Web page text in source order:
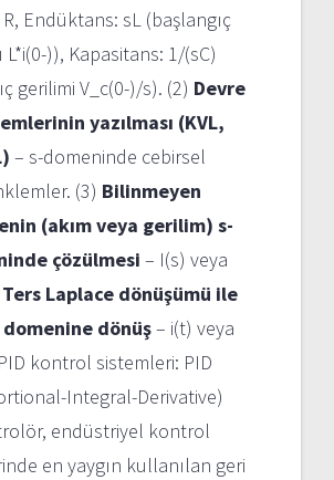
Endüktans: sL (başlangıç
L*i(0-)), Kapasitans: 1/(sC)
gerilimi V_c(0-)/s). (2) Devre
yazılması (KVL,
– s-domeninde cebirsel
(3) Bilinmeyen
(akım veya gerilim) s-
çözülmesi – I(s) veya
Ters Laplace dönüşümü ile
dönüş– i(t) veya
kontrol sistemleri: PID
Integral-Derivative)
endüstriyel kontrol
en yaygın kullanılan geri